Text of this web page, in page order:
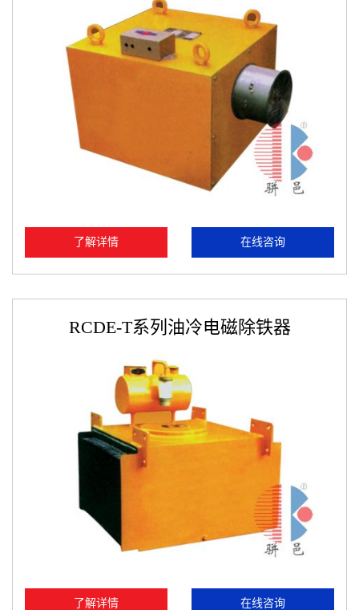
了解详情 在线咨询
RCDE-T系列油冷电磁除铁器
了解详情 在线咨询